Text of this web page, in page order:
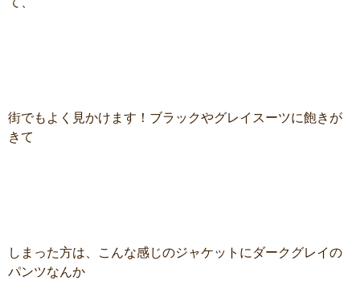
街でもよく見かけます！ブラックやグレイスーツに飽きが
きて
しまった方は、こんな感じのジャケットにダークグレイの
パンツなんか